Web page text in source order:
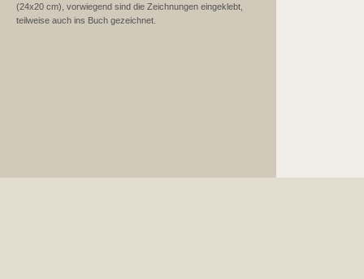
(24x20 cm), vorwiegend sind die Zeichnungen eingeklebt,
teilweise auch ins Buch gezeichnet.